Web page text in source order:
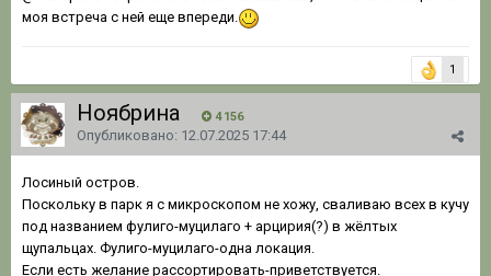
моя встреча с ней еще впереди.
1
Ноябрина 4 156
Опубликовано: 12.07.2025 17:44
Лосиный остров.
Поскольку в парк я с микроскопом не хожу, сваливаю всех в кучу
под названием фулиго-муцилаго + арцирия(?) в жёлтых
щупальцах. Фулиго-муцилаго-одна локация.
Если есть желание рассортировать-приветствуется.